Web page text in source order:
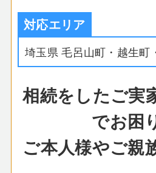
対応エリア
埼玉県 毛呂山町・越生町
相続をしたご実
でお困
ご本人様やご親